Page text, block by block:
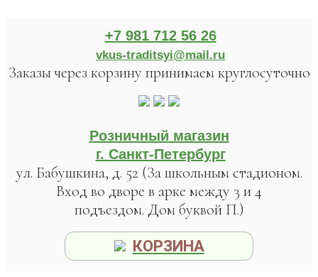
+7 981 712 56 26
vkus-traditsyi@mail.ru
Заказы через корзину принимаем круглосуточно
Розничный магазин
г. Санкт-Петербург
ул. Бабушкина, д. 52 (За школьным стадионом.
Вход во дворе в арке между 3 и 4
подъездом. Дом буквой П.)
КОРЗИНА